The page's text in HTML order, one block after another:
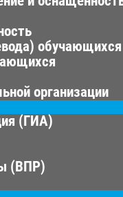
обучающихся
организации
(ГИА)
(ВПР)